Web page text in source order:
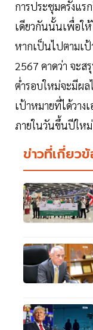
การประชุมครั้งแร
เดียวกันนั้นเพื่อให้
หากเป็นไปตามเ
2567 คาดว่า จะส
ต่ำรอบใหม่จะมีผ
เป้าหมายที่ได้วาง
ภายในวันขึ้นปีให
ข่าวที่เกี่ยว